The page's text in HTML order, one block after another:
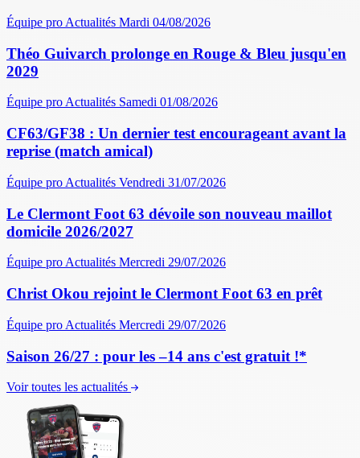
Équipe pro Actualités Mardi 04/08/2026
Théo Guivarch prolonge en Rouge & Bleu jusqu'en
2029
Équipe proActualités Samedi 01/08/2026
CF63/GF38 : Un dernier test encourageant avant la
reprise (match amical)
Équipe pro Actualités Vendredi 31/07/2026
Le Clermont Foot 63 dévoile son nouveau maillot
domicile 2026/2027
Équipe pro Actualités Mercredi 29/07/2026
Christ Okou rejoint le Clermont Foot 63 en prêt
Équipe pro Actualités Mercredi 29/07/2026
Saison 26/27 : pour les –14 ans c'est gratuit !*
Voir toutes les actualités